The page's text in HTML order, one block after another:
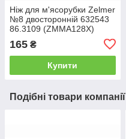
Ніж для м'ясорубки Zelmer
№8 двосторонній 632543
86.3109 (ZMMA128X)
165 ₴
Купити
Подібні товари компанії